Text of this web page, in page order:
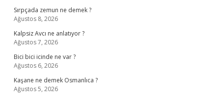
Sırpçada zemun ne demek ?
Ağustos 8, 2026
Kalpsiz Avcı ne anlatıyor ?
Ağustos 7, 2026
Bici bici icinde ne var ?
Ağustos 6, 2026
Kaşane ne demek Osmanlıca ?
Ağustos 5, 2026